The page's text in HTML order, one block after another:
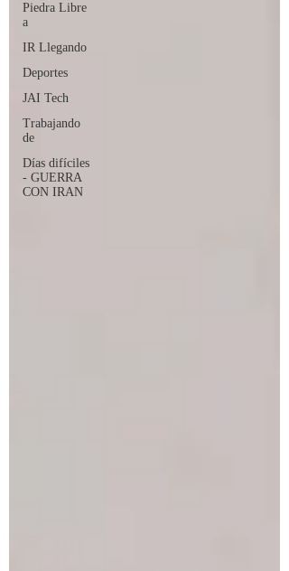
Piedra Libre
a
IR Llegando
Deportes
JAI Tech
Trabajando
de
Días difíciles
- GUERRA
CON IRAN